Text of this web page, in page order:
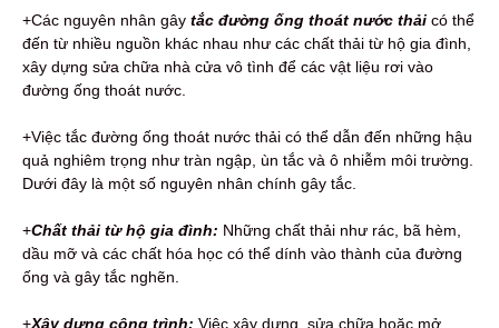
+Các nguyên nhân gây tắc đường ống thoát nước thải có thể
đến từ nhiều nguồn khác nhau như các chất thải từ hộ gia đình,
xây dựng sửa chữa nhà cửa vô tình để các vật liệu rơi vào
đường ống thoát nước.
+Việc tắc đường ống thoát nước thải có thể dẫn đến những hậu
quả nghiêm trọng như tràn ngập, ùn tắc và ô nhiễm môi trường.
Dưới đây là một số nguyên nhân chính gây tắc.
+Chất thải từ hộ gia đình: Những chất thải như rác, bã hèm,
dầu mỡ và các chất hóa học có thể dính vào thành của đường
ống và gây tắc nghẽn.
+Xây dựng công trình: Việc xây dựng, sửa chữa hoặc mở